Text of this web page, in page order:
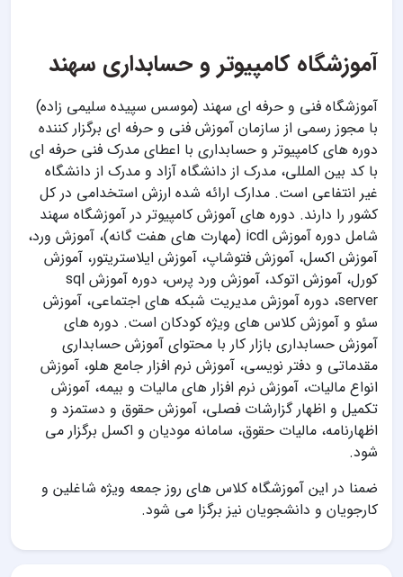
آموزشگاه کامپیوتر و حسابداری سهند
آموزشگاه فنی و حرفه ای سهند (موسس سپیده سلیمی زاده)
با مجوز رسمی از سازمان آموزش فنی و حرفه ای برگزار کننده
دوره های کامپیوتر و حسابداری با اعطای مدرک فنی حرفه ای
با کد بین المللی، مدرک از دانشگاه آزاد و مدرک از دانشگاه
غیر انتفاعی است. مدارک ارائه شده ارزش استخدامی در کل
کشور را دارند. دوره های آموزش کامپیوتر در آموزشگاه سهند
شامل دوره آموزش icdl (مهارت های هفت گانه)، آموزش ورد،
آموزش اکسل، آموزش فتوشاپ، آموزش ایلاستریتور، آموزش
کورل، آموزش اتوکد، آموزش ورد پرس، دوره آموزش sql
server، دوره آموزش مدیریت شبکه های اجتماعی، آموزش
سئو و آموزش کلاس های ویژه کودکان است. دوره های
آموزش حسابداری بازار کار با محتوای آموزش حسابداری
مقدماتی و دفتر نویسی، آموزش نرم افزار جامع هلو، آموزش
انواع مالیات، آموزش نرم افزار های مالیات و بیمه، آموزش
تکمیل و اظهار گزارشات فصلی، آموزش حقوق و دستمزد و
اظهارنامه، مالیات حقوق، سامانه مودیان و اکسل برگزار می
شود.
ضمنا در این آموزشگاه کلاس های روز جمعه ویژه شاغلین و
کارجویان و دانشجویان نیز برگزا می شود.